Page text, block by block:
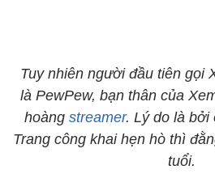
Tuy nhiên người đầu tiên gọi
là PewPew, bạn thân của
hoàng streamer. Lý do là bởi
Trang công khai hẹn hò thì
tuổi.